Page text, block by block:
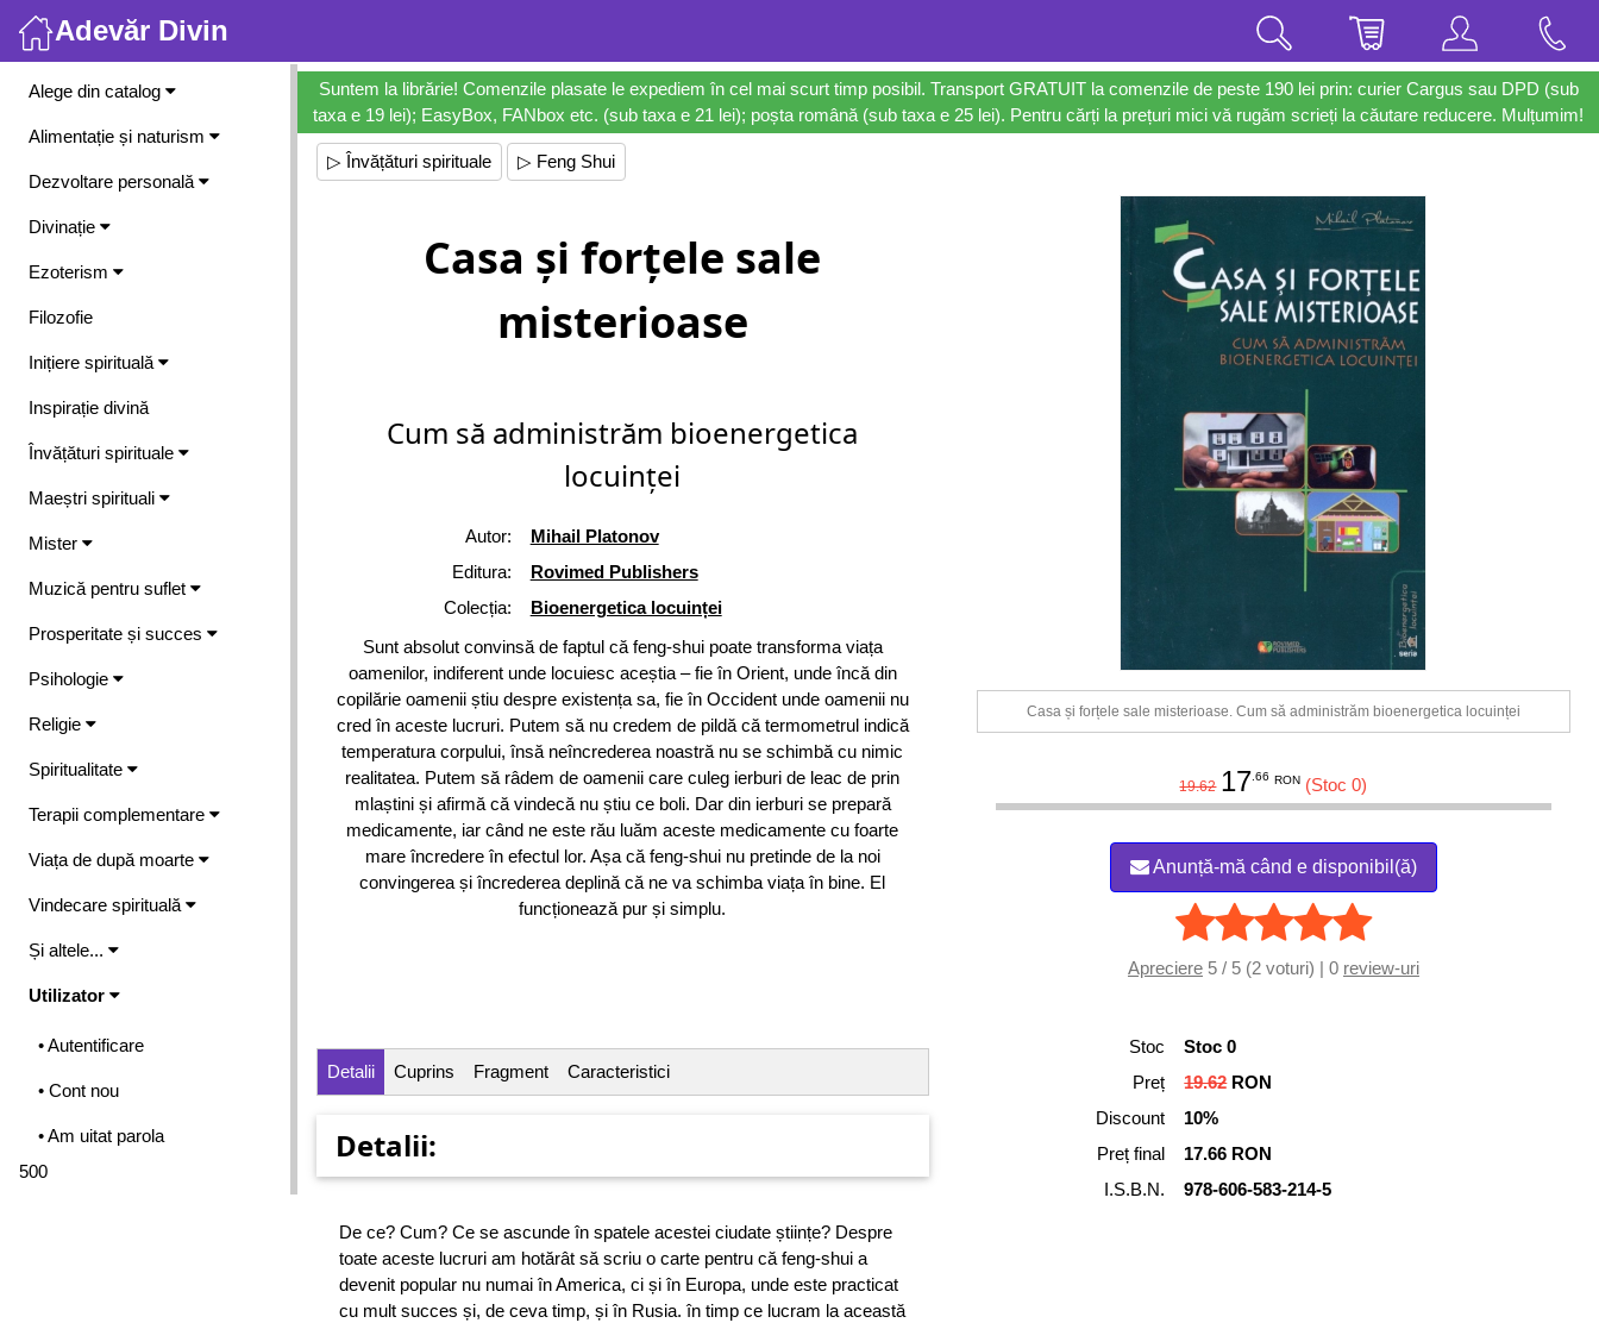
Adevăr Divin
Meniu
Alege din catalog
Alimentație și naturism
Dezvoltare personală
Divinație
Ezoterism
Filozofie
Inițiere spirituală
Inspirație divină
Învățături spirituale
Maeștri spirituali
Mister
Muzică pentru suflet
Prosperitate și succes
Psihologie
Religie
Spiritualitate
Terapii complementare
Viața de după moarte
Vindecare spirituală
Și altele...
Utilizator
• Autentificare
• Cont nou
• Am uitat parola
500
Suntem la librărie! Comenzile plasate le expediem în cel mai scurt timp posibil. Transport GRATUIT la comenzile de peste 190 lei prin: curier Cargus sau DPD (sub
taxa e 19 lei); EasyBox, FANbox etc. (sub taxa e 21 lei); poșta română (sub taxa e 25 lei). Pentru cărți la prețuri mici vă rugăm scrieți la căutare reducere. Mulțumim!
▷ Învățături spirituale ▷ Feng Shui
Casa și forțele sale
misterioase
Cum să administrăm bioenergetica
locuinței
Autor:
Mihail Platonov
Editura:
Rovimed Publishers
Colecția:
Bioenergetica locuinței
Sunt absolut convinsă de faptul că feng-shui poate transforma viața
oamenilor, indiferent unde locuiesc aceștia – fie în Orient, unde încă din
copilărie oamenii știu despre existența sa, fie în Occident unde oamenii nu
cred în aceste lucruri. Putem să nu credem de pildă că termometrul indică
temperatura corpului, însă neîncrederea noastră nu se schimbă cu nimic
realitatea. Putem să râdem de oamenii care culeg ierburi de leac de prin
mlaștini și afirmă că vindecă nu știu ce boli. Dar din ierburi se prepară
medicamente, iar când ne este rău luăm aceste medicamente cu foarte
mare încredere în efectul lor. Așa că feng-shui nu pretinde de la noi
convingerea și încrederea deplină că ne va schimba viața în bine. El
funcționează pur și simplu.
Casa și forțele sale misterioase. Cum să administrăm bioenergetica locuinței
19.62 17 .66 RON (Stoc 0)
Anunță-mă când e disponibil(ă)
Apreciere5 / 5 (2 voturi) | 0 review-uri
Detalii Cuprins Fragment Caracteristici
Detalii:
De ce? Cum? Ce se ascunde în spatele acestei ciudate științe? Despre
toate aceste lucruri am hotărât să scriu o carte pentru că feng-shui a
devenit popular nu numai în America, ci și în Europa, unde este practicat
cu mult succes și, de ceva timp, și în Rusia. în timp ce lucram la această
Stoc
Stoc 0
Preț
19.62RON
Discount
10%
Preț final
17.66 RON
I.S.B.N.
978-606-583-214-5